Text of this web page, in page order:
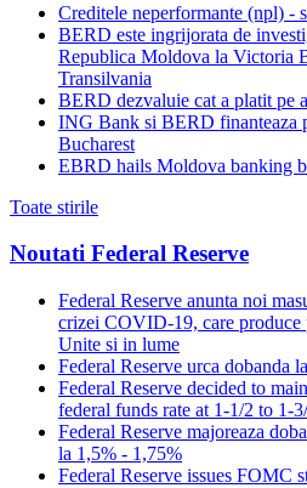
Creditele neperformante (npl) -
BERD este ingrijorata de
Republica Moldova la Victoria
Transilvania
BERD dezvaluie cat a platit pe
ING Bank si BERD finanteaza
Bucharest
EBRD hails Moldova banking
Toate stirile
Noutati Federal Reserve
Federal Reserve anunta noi
crizei COVID-19, care produce
Unite si in lume
Federal Reserve urca dobanda
Federal Reserve decided to
federal funds rate at 1-1/2 to 1-
Federal Reserve majoreaza
la 1,5% - 1,75%
Federal Reserve issues FOMC